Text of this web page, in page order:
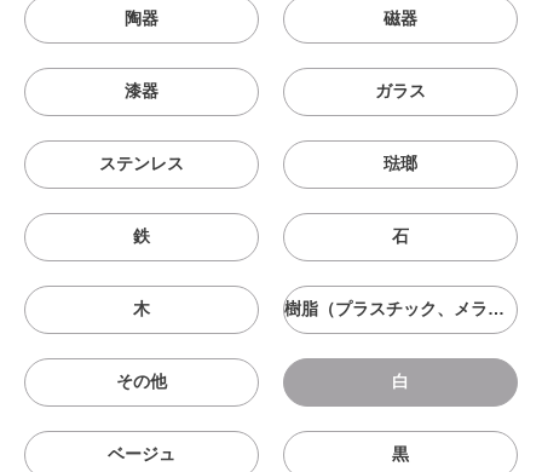
陶器 磁器
漆器 ガラス
ステンレス 琺瑯
鉄 石
木 樹脂（プラスチック、メラニン、シリコン等）
その他 白
ベージュ 黒